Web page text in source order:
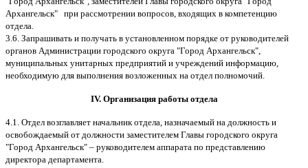
Архангельск" при рассмотрении вопросов, входящих в компетенцию
отдела.
3.6. Запрашивать и получать в установленном порядке от руководителей
органов Администрации городского округа "Город Архангельск",
муниципальных унитарных предприятий и учреждений информацию,
необходимую для выполнения возложенных на отдел полномочий.
IV. Организация работы отдела
4.1. Отдел возглавляет начальник отдела, назначаемый на должность и
освобождаемый от должности заместителем Главы городского округа
"Город Архангельск" – руководителем аппарата по представлению
директора департамента.